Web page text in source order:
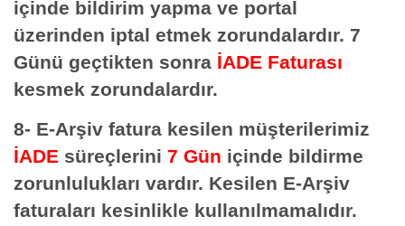
içinde bildirim yapma ve portal
üzerinden iptal etmek zorundalardır. 7
Günü geçtikten sonra İADE Faturası
kesmek zorundalardır.
8- E-Arşiv fatura kesilen müşterilerimiz
İADE süreçlerini 7 Gün içinde bildirme
zorunlulukları vardır. Kesilen E-Arşiv
faturaları kesinlikle kullanılmamalıdır.